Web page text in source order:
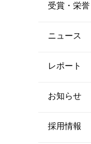
受賞・栄誉
ニュース
レポート
お知らせ
採用情報